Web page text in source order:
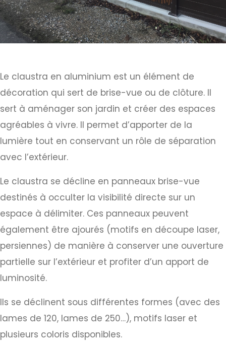
Le claustra en aluminium est un élément de
décoration qui sert de brise-vue ou de clôture. Il
sert à aménager son jardin et créer des espaces
agréables à vivre. Il permet d’apporter de la
lumière tout en conservant un rôle de séparation
avec l’extérieur.
Le claustra se décline en panneaux brise-vue
destinés à occulter la visibilité directe sur un
espace à délimiter. Ces panneaux peuvent
également être ajourés (motifs en découpe laser,
persiennes) de manière à conserver une ouverture
partielle sur l’extérieur et profiter d’un apport de
luminosité.
Ils se déclinent sous différentes formes (avec des
lames de 120, lames de 250…), motifs laser et
plusieurs coloris disponibles.